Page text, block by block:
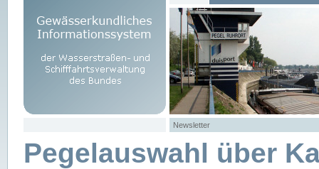
Newsletter
Pegelauswahl über